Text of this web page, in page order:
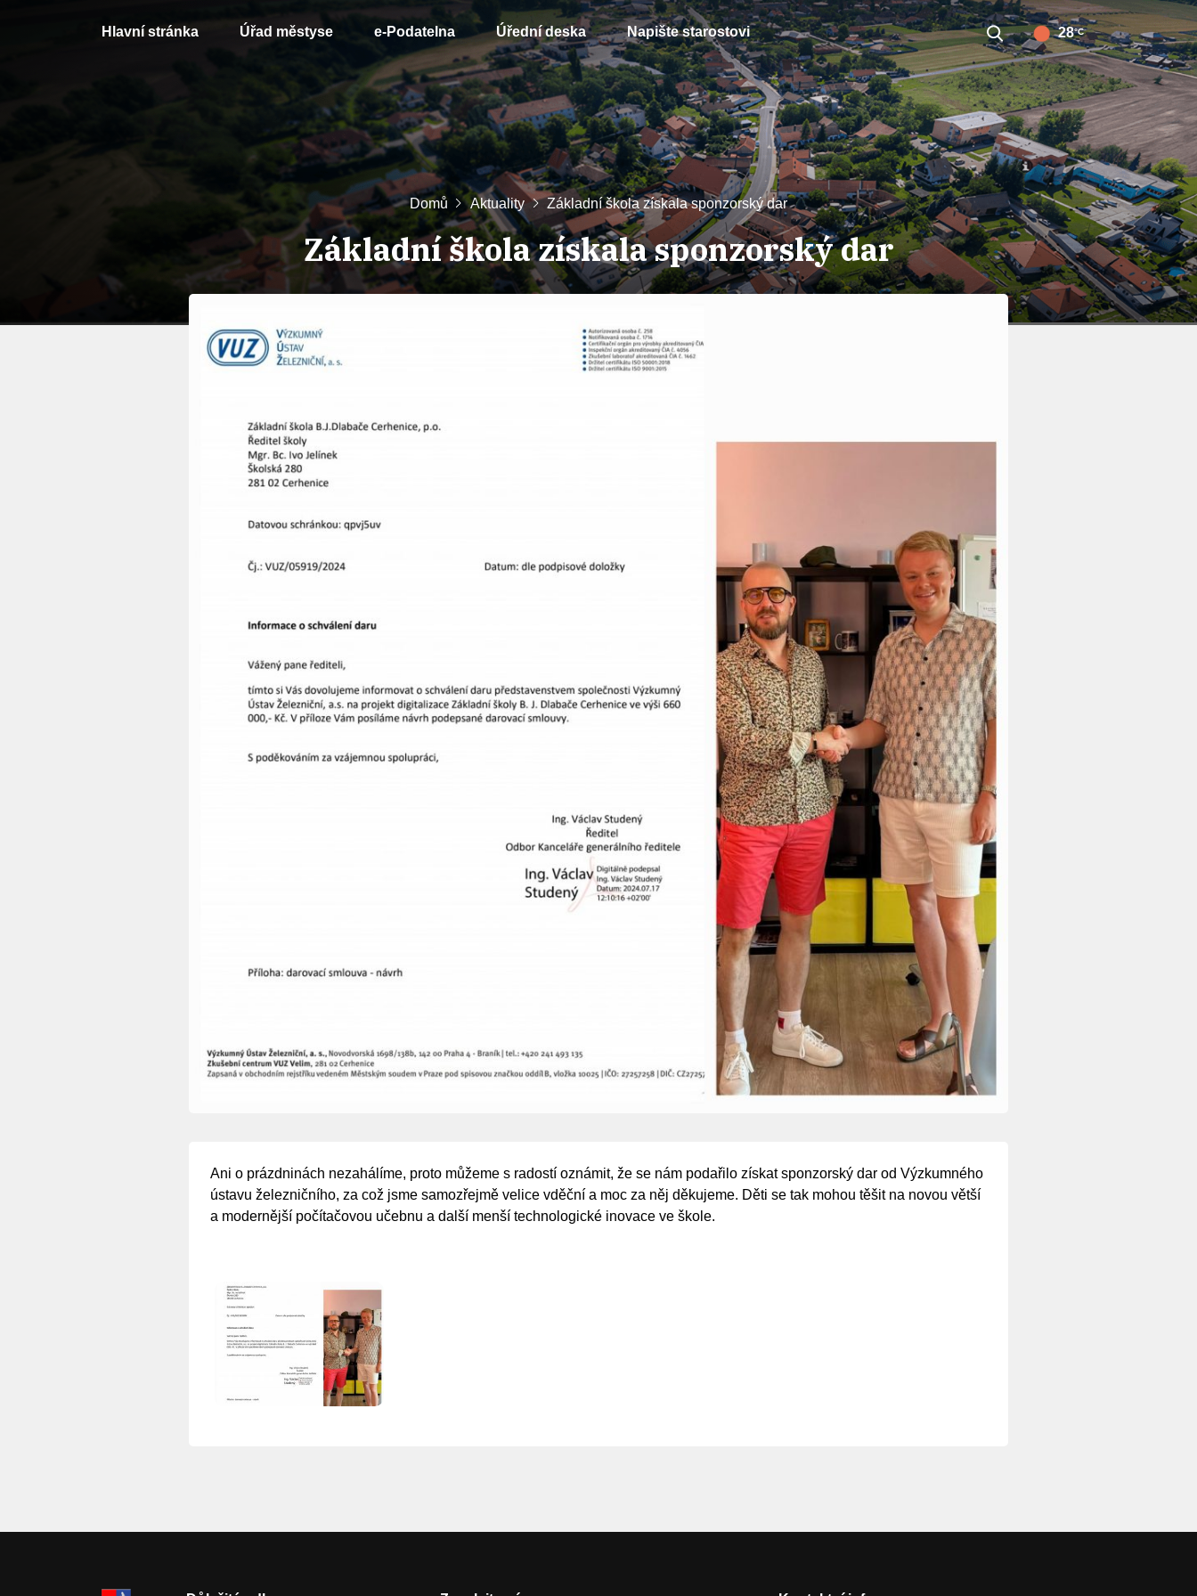
Hlavní stránka Úřad městyse e-Podatelna Úřední deska Napište starostovi 28°C
Domů Aktuality Základní škola získala sponzorský dar
Základní škola získala sponzorský dar
Ani o prázdninách nezahálíme, proto můžeme s radostí oznámit, že se nám podařilo získat sponzorský dar od Výzkumného
ústavu železničního, za což jsme samozřejmě velice vděční a moc za něj děkujeme. Děti se tak mohou těšit na novou větší
a modernější počítačovou učebnu a další menší technologické inovace ve škole.